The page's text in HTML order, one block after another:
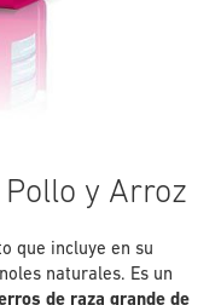
y Arroz
que incluye en su
naturales. Es un
de raza grande de